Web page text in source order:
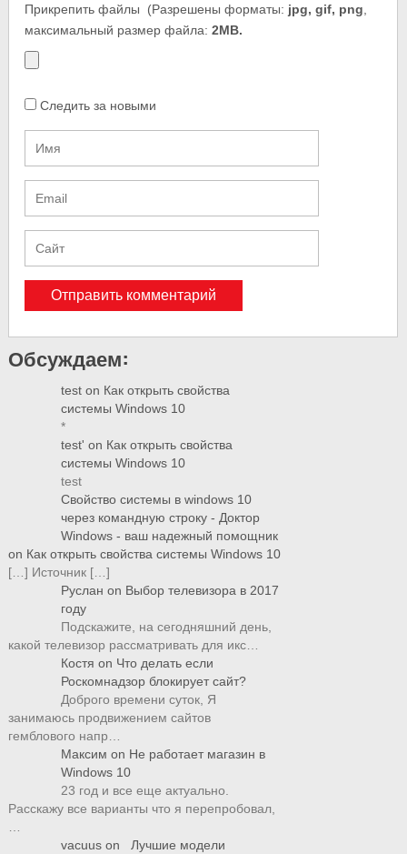
Прикрепить файлы (Разрешены форматы: jpg, gif, png
максимальный размер файла:2MB.
Следить за новыми
Обсуждаем:
test on Как открыть свойства
системы Windows 10
*
test' on Как открыть свойства
системы Windows 10
test
Свойство системы в windows 10
через командную строку - Доктор
Windows - ваш надежный помощник
on Как открыть свойства системы Windows 10
[…] Источник […]
Руслан on Выбор телевизора в 2017
году
Подскажите, на сегодняшний день,
какой телевизор рассматривать для икс…
Костя on Что делать если
Роскомнадзор блокирует сайт?
Доброго времени суток, Я
занимаюсь продвижением сайтов
гемблового напр…
Максим on Не работает магазин в
Windows 10
23 год и все еще актуально.
Расскажу все варианты что я перепробовал,
vacuus on
Лучшие модели